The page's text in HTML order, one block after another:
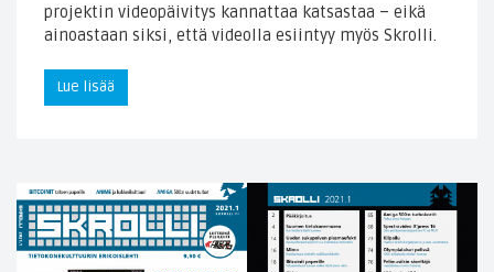
projektin videopäivitys kannattaa katsastaa – eikä
ainoastaan siksi, että videolla esiintyy myös Skrolli.
Lue lisää